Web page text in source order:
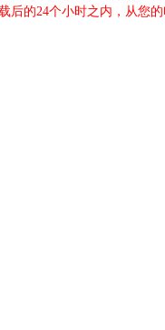
后的24个小时之内，从您